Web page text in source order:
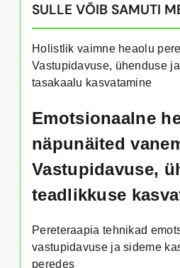
SULLE VÕIB SAMUTI
Holistlik vaimne heaolu
Vastupidavuse, ühenduse
tasakaalu kasvatamine
Emotsionaalne
näpunäited
Vastupidavuse,
teadlikkuse
Pereteraapia tehnikad
vastupidavuse ja sideme
peredes